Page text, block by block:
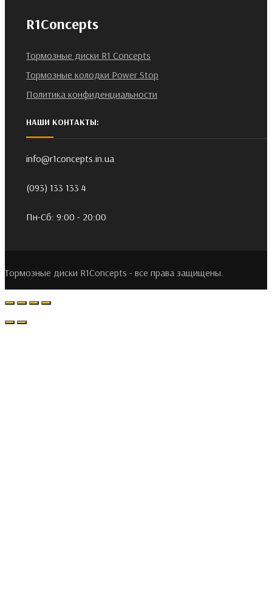
R1Concepts
Тормозные диски R1 Concepts
Тормозные колодки Power Stop
Политика конфиденциальности
НАШИ КОНТАКТЫ:
info@r1concepts.in.ua
(093) 133 133 4
Пн-Сб: 9:00 - 20:00
Тормозные диски R1Concepts - все права защищены.